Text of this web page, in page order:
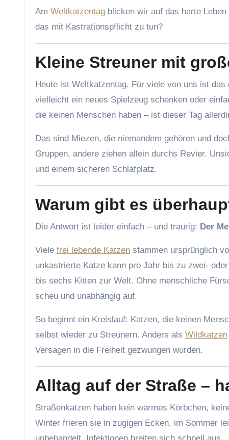
Am Weltkatzentag blicken wir auf das harte
das mit Kastrationspflicht zu tun?
Kleine Streuner mit
Heute ist Weltkatzentag. Für viele von uns ist
vielleicht ein neues Spielzeug schenken oder
die keinen Menschen haben – ist dieser Tag
Das sind Miezen, die niemandem gehören und
Gruppen, andere ziehen allein durchs Revier.
und einem sicheren Schlafplatz.
Warum gibt es
Die Antwort ist leider einfach – und traurig: Der
Viele frei lebende Katzen stammen ursprünglich
unkastrierte Katze kann pro Jahr bis zu zwei-
bis sechs Kitten zur Welt. Ohne menschliche
scheu und unabhängig auf.
So beginnt ein Kreislauf: Katzen, die keinen
selbst wieder zu Streunern. Anders als Wildkatzen
Versagen in die Freiheit gezwungen wurden.
Alltag auf der Straße –
Straßenkatzen haben kein warmes Körbchen,
Winter frieren sie in zugigen Ecken, im Sommer